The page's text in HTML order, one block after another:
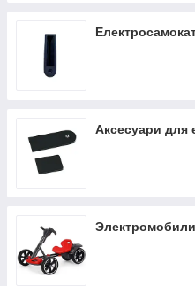
Аксесуари для
Электромобили